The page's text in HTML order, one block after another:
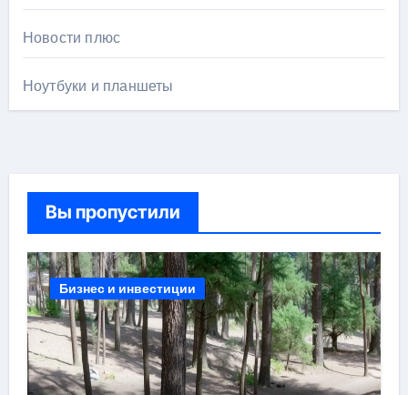
Новости плюс
Ноутбуки и планшеты
Вы пропустили
Бизнес и инвестиции